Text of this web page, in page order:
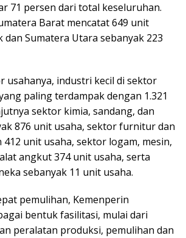
71 persen dari total keseluruhan.
Barat mencatat 649 unit
dan Sumatera Utara sebanyak 223
usahanya, industri kecil di sektor
paling terdampak dengan 1.321
sektor kimia, sandang, dan
876 unit usaha, sektor furnitur dan
unit usaha, sektor logam, mesin,
angkut 374 unit usaha, serta
sebanyak 11 unit usaha.
pemulihan, Kemenperin
bentuk fasilitasi, mulai dari
peralatan produksi, pemulihan dan